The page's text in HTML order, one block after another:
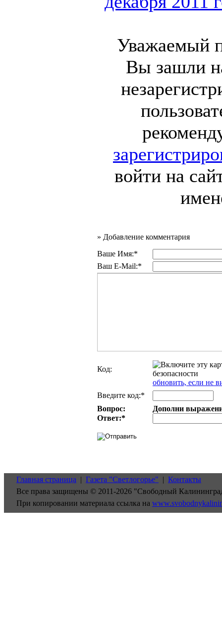
Уважаемый
Вы зашли
войти на
» Добавление комментария
Ваше Имя:*
Ваш E-Mail:*
Код:
обновить, если не
Введите код:*
Вопрос:
Дополни
Ответ:*
Главная страница | Газета "Светлогорье" | Контакты
Все права защищены © 2011-2026 "Свободный
При копировании материала ссылка на